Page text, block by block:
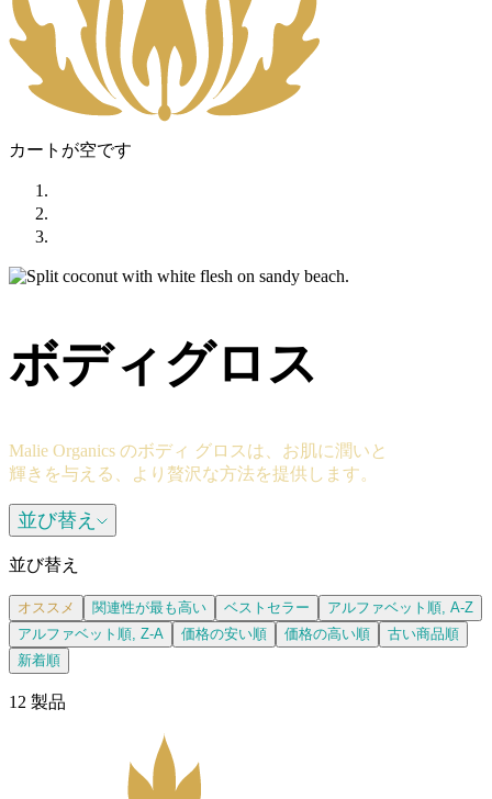
カートが空です
ボディグロス
Malie Organics のボディ グロスは、お肌に潤いと
輝きを与える、より贅沢な方法を提供します。
並び替え
並び替え
オススメ 関連性が最も高い ベストセラー
アルファベット順, A-Z
アルファベット順, Z-A
価格の安い順 価格の高い順
古い商品順
新着順
12 製品